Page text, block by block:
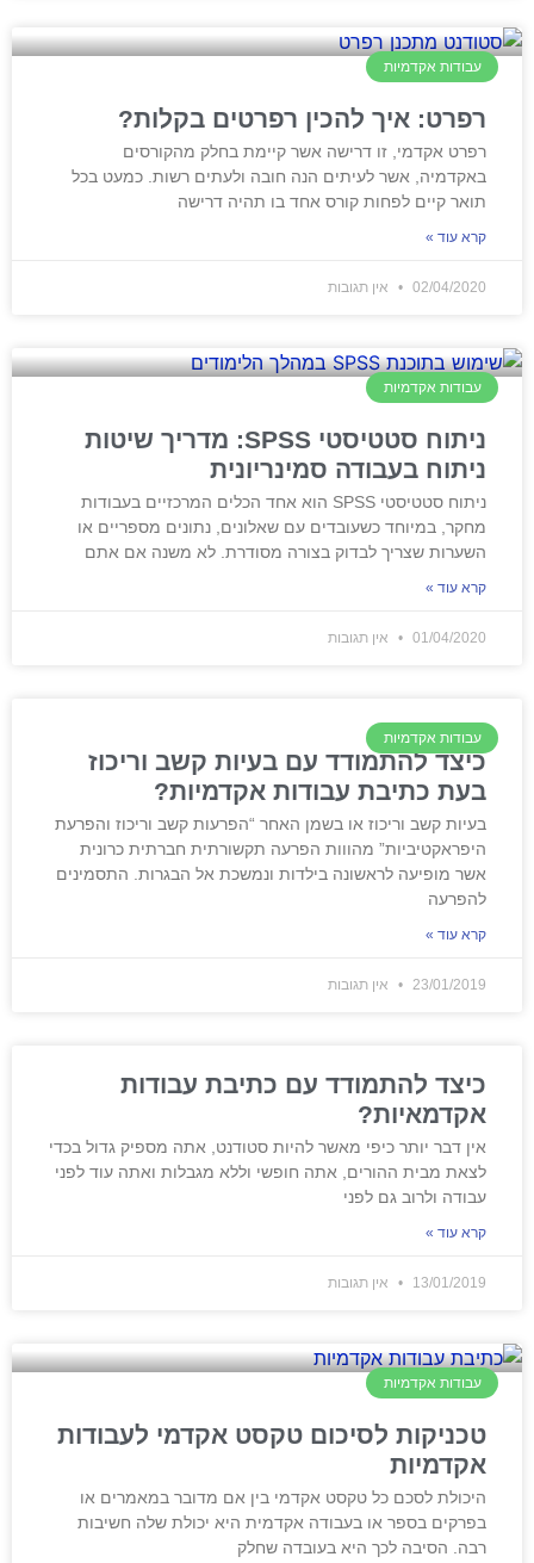
עבודות אקדמיות
רפרט: איך להכין רפרטים בקלות?
רפרט אקדמי, זו דרישה אשר קיימת בחלק מהקורסים
באקדמיה, אשר לעיתים הנה חובה ולעתים רשות. כמעט בכל
תואר קיים לפחות קורס אחד בו תהיה דרישה
קרא עוד »
02/04/2020 אין תגובות
עבודות אקדמיות
ניתוח סטטיסטי SPSS: מדריך שיטות
ניתוח בעבודה סמינריונית
ניתוח סטטיסטי SPSS הוא אחד הכלים המרכזיים בעבודות
מחקר, במיוחד כשעובדים עם שאלונים, נתונים מספריים או
השערות שצריך לבדוק בצורה מסודרת. לא משנה אם אתם
קרא עוד »
01/04/2020 אין תגובות
עבודות אקדמיות
כיצד להתמודד עם בעיות קשב וריכוז
בעת כתיבת עבודות אקדמיות?
בעיות קשב וריכוז או בשמן האחר “הפרעות קשב וריכוז והפרעת
היפראקטיביות” מהווות הפרעה תקשורתית חברתית כרונית
אשר מופיעה לראשונה בילדות ונמשכת אל הבגרות. התסמינים
להפרעה
קרא עוד »
23/01/2019 אין תגובות
כיצד להתמודד עם כתיבת עבודות
אקדמאיות?
אין דבר יותר כיפי מאשר להיות סטודנט, אתה מספיק גדול בכדי
לצאת מבית ההורים, אתה חופשי וללא מגבלות ואתה עוד לפני
עבודה ולרוב גם לפני
קרא עוד »
13/01/2019 אין תגובות
עבודות אקדמיות
טכניקות לסיכום טקסט אקדמי לעבודות
אקדמיות
היכולת לסכם כל טקסט אקדמי בין אם מדובר במאמרים או
בפרקים בספר או בעבודה אקדמית היא יכולת שלה חשיבות
רבה. הסיבה לכך היא בעובדה שחלק